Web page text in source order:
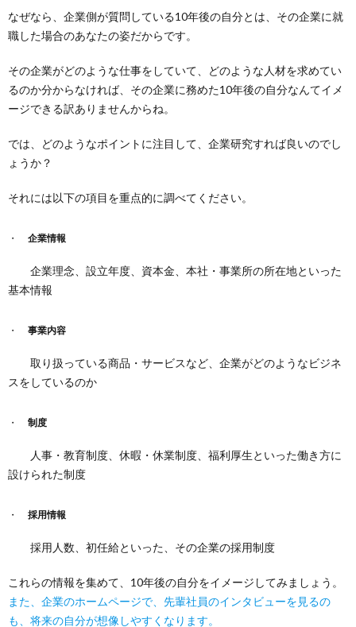
なぜなら、企業側が質問している10年後の自分とは、その企業に就
職した場合のあなたの姿だからです。
その企業がどのような仕事をしていて、どのような人材を求めてい
るのか分からなければ、その企業に務めた10年後の自分なんてイメ
ージできる訳ありませんからね。
では、どのようなポイントに注目して、企業研究すれば良いのでし
ょうか？
それには以下の項目を重点的に調べてください。
企業情報
企業理念、設立年度、資本金、本社・事業所の所在地といった
基本情報
事業内容
取り扱っている商品・サービスなど、企業がどのようなビジネ
スをしているのか
制度
人事・教育制度、休暇・休業制度、福利厚生といった働き方に
設けられた制度
採用情報
採用人数、初任給といった、その企業の採用制度
これらの情報を集めて、10年後の自分をイメージしてみましょう。
また、企業のホームページで、先輩社員のインタビューを見るの
も、将来の自分が想像しやすくなります。